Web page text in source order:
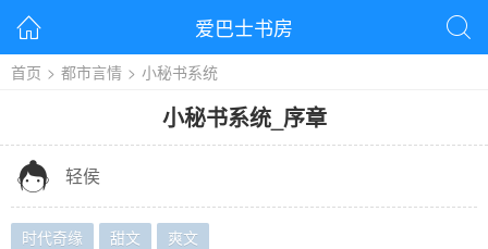
 爱巴士书房 
首页 > 都市言情 > 小秘书系统
小秘书系统_ 序章
 轻侯
时代奇缘 甜文 爽文